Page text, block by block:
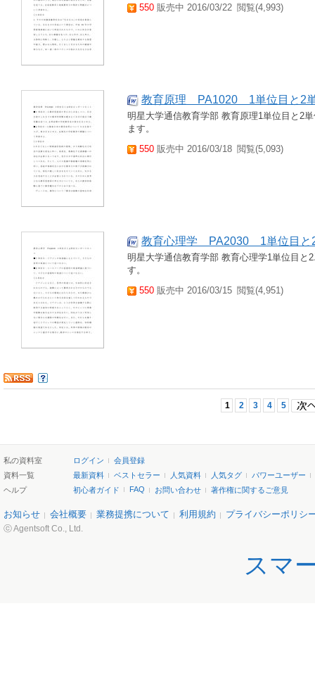
550 販売中 2016/03/22 閲覧(4,993)
教育原理 PA1020 1単位目と2
明星大学通信教育学部 教育原理1単位目と2
ます。
550 販売中 2016/03/18 閲覧(5,093)
教育心理学 PA2030 1単位目と
明星大学通信教育学部 教育心理学1単位目と
す。
550 販売中 2016/03/15 閲覧(4,951)
1 2 3 4 5
私の資料室 ログイン
会員登録
資料一覧
最新資料 ベストセラー 人気資料 人気タグ
パワーユーザー
ヘルプ
初心者ガイド FAQ お問い合わせ 著作権に関するご意見
お知らせ 会社概要 業務提携について 利用規約 プライバシーポリシ
ⓒ Agentsoft Co., Ltd.
スマ